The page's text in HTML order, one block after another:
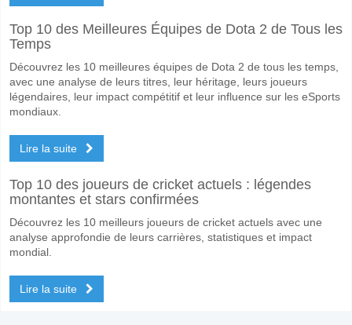
Top 10 des Meilleures Équipes de Dota 2 de Tous les
Temps
Découvrez les 10 meilleures équipes de Dota 2 de tous les temps,
avec une analyse de leurs titres, leur héritage, leurs joueurs
légendaires, leur impact compétitif et leur influence sur les eSports
mondiaux.
Lire la suite
Top 10 des joueurs de cricket actuels : légendes
montantes et stars confirmées
Découvrez les 10 meilleurs joueurs de cricket actuels avec une
analyse approfondie de leurs carrières, statistiques et impact
mondial.
Lire la suite